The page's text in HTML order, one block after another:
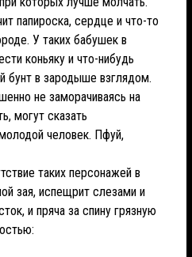
папироска, сердце и что-то
У таких бабушек в
коньяку и что-нибудь
бунт в зародыше взглядом.
не заморачиваясь на
могут сказать
человек. Пфуй,
таких персонажей в
зая, испещрит слезами и
и пряча за спину грязную